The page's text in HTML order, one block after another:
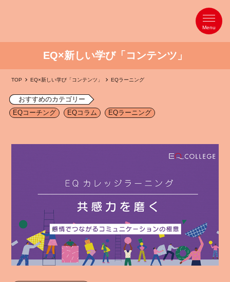
EQ×新しい学び「コンテンツ」
TOP EQ×新しい学び「コンテンツ」 EQラーニング
おすすめのカテゴリー
EQコーチング
EQコラム EQラーニング